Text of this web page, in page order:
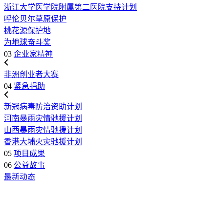
浙江大学医学院附属第二医院支持计划
呼伦贝尔草原保护
桃花源保护地
为地球奋斗奖
03 企业家精神
非洲创业者大赛
04 紧急捐助
新冠病毒防治资助计划
河南暴雨灾情驰援计划
山西暴雨灾情驰援计划
香港大埔火灾驰援计划
05 项目成果
06 公益故事
最新动态